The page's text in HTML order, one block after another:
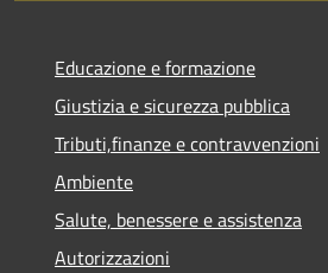
Educazione e formazione
Giustizia e sicurezza pubblica
Tributi,finanze e contravvenzioni
Ambiente
Salute, benessere e assistenza
Autorizzazioni